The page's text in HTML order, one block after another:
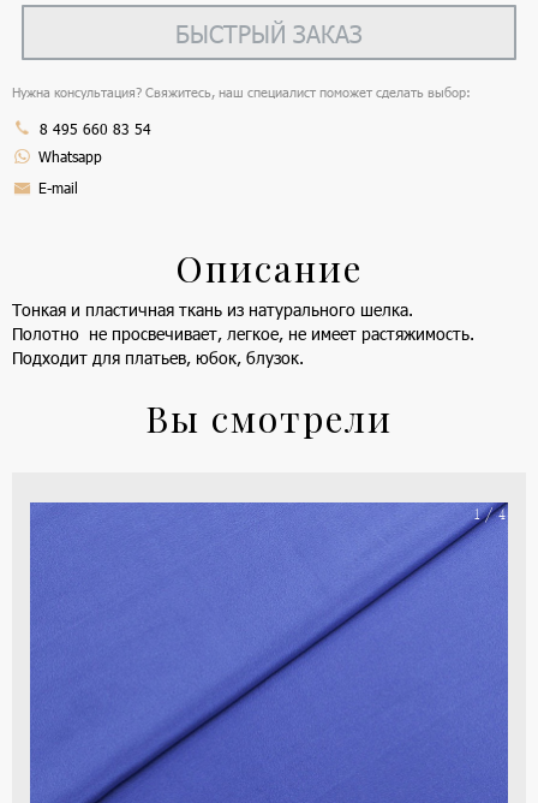
БЫСТРЫЙ ЗАКАЗ
Нужна консультация? Свяжитесь, наш специалист поможет сделать выбор:
8 495 660 83 54
Whatsapp
E-mail
Описание
Тонкая и пластичная ткань из натурального шелка.
Полотно не просвечивает, легкое, не имеет растяжимость.
Подходит для платьев, юбок, блузок.
Вы смотрели
1 / 4